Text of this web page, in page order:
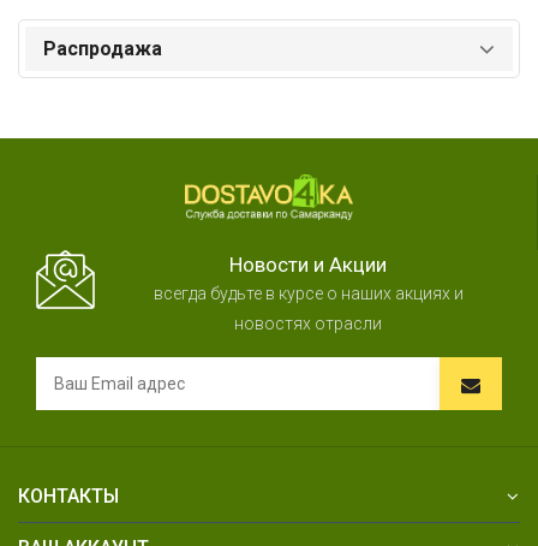
Распродажа
Новости и Акции
всегда будьте в курсе о наших акциях и
новостях отрасли
КОНТАКТЫ